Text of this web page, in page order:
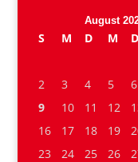
August
S M D M D
2
3 4 5 6
9
10 11 12
16
17 18 19
23
24 25 26